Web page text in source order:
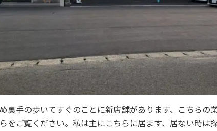
裏手の歩いてすぐのことに新店舗があります、こちらの
をご覧ください。私は主にこちらに居ます、居ない時は